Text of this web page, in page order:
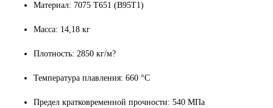
Материал: 7075 Т651 (В95Т1)
Масса: 14,18 кг
Плотность: 2850 кг/м?
Температура плавления: 660 °C
Предел кратковременной прочности: 540 МПа